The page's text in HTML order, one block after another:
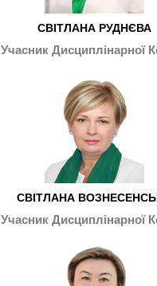
СВІТЛАНА РУДНЄВА
Учасник Дисциплінарної
СВІТЛАНА
Учасник Дисциплінарної